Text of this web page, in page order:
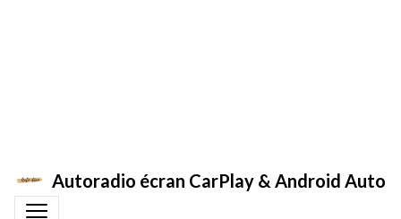
Autoradio écran CarPlay & Android Auto